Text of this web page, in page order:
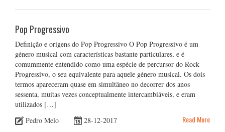
Pop Progressivo
Definição e origens do Pop Progressivo O Pop Progressivo é um
género musical com características bastante particulares, e é
comummente entendido como uma espécie de percursor do Rock
Progressivo, o seu equivalente para aquele género musical. Os dois
termos apareceram quase em simultâneo no decorrer dos anos
sessenta, muitas vezes conceptualmente intercambiáveis, e eram
utilizados […]
Pedro Melo
28-12-2017 Read More